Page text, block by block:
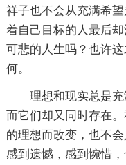
祥子也不会从充满希
着自己目标的人最后
可悲的人生吗？也许
何。
理想和现实总是
而它们却又同时存在
的理想而改变，也不
感到遗憾，感到惋惜